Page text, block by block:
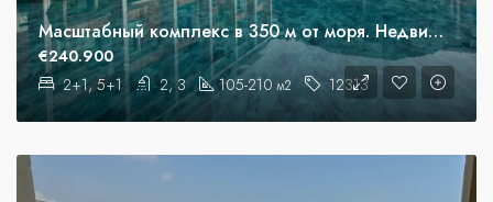
Масштабный комплекс в 350 м от моря. Недвижимость под гражданство.
2+1, 5+1 2, 3 105-210 м2 12313
€240.900